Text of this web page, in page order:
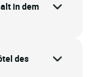
in dem
des